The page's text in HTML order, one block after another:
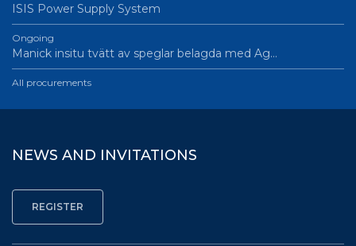
ISIS Power Supply System
Ongoing
Manick insitu tvätt av speglar belagda med Ag…
All procurements
NEWS AND INVITATIONS